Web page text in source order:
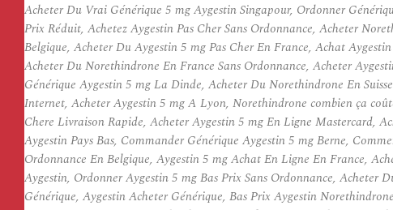
Acheter Du Vrai Générique 5 mg Aygestin Singapour, Ordonner
Prix Réduit, Achetez Aygestin Pas Cher Sans Ordonnance, Acheter
Belgique, Acheter Du Aygestin 5 mg Pas Cher En France, Achat
Acheter Du Norethindrone En France Sans Ordonnance, Acheter
Générique Aygestin 5 mg La Dinde, Acheter Du Norethindrone En
Internet, Acheter Aygestin 5 mg A Lyon, Norethindrone combien ça
Chere Livraison Rapide, Acheter Aygestin 5 mg En Ligne Mastercard,
Aygestin Pays Bas, Commander Générique Aygestin 5 mg Berne,
Ordonnance En Belgique, Aygestin 5 mg Achat En Ligne En France,
Aygestin, Ordonner Aygestin 5 mg Bas Prix Sans Ordonnance,
Générique, Aygestin Acheter Générique, Bas Prix Aygestin